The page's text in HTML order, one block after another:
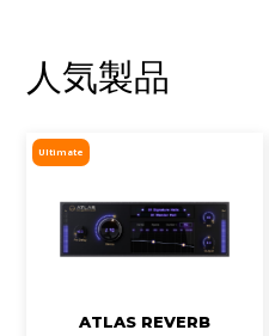
人気製品
Ultimate
ATLAS REVERB